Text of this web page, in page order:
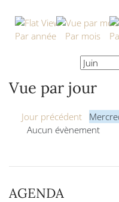
Par année Par mois
Vue par jour
Jour précédent
Aucun évènement
AGENDA